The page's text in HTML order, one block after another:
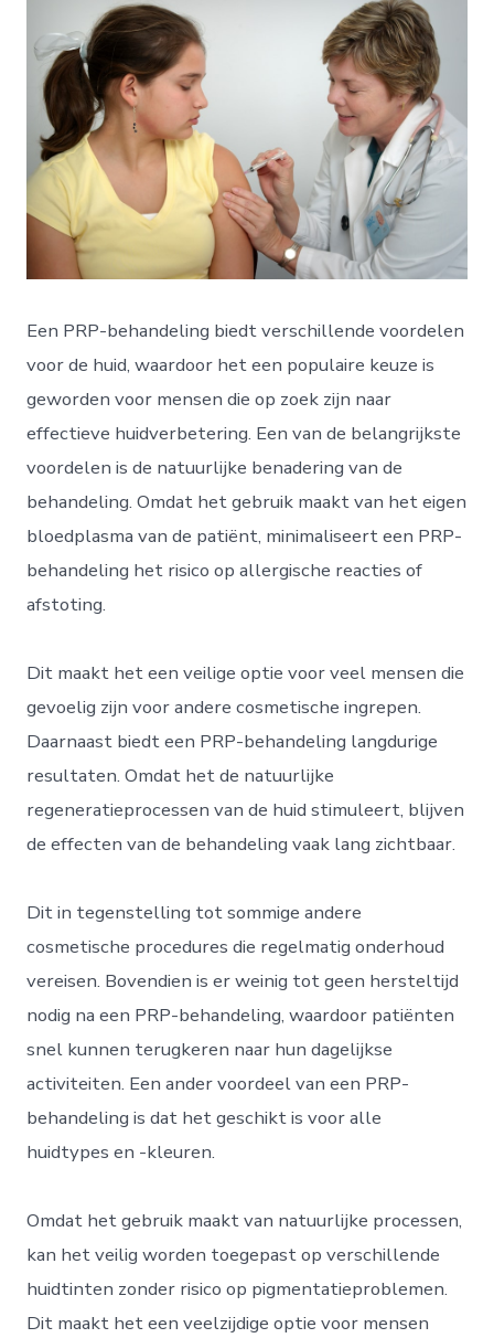
Een PRP-behandeling biedt verschillende voordelen
voor de huid, waardoor het een populaire keuze is
geworden voor mensen die op zoek zijn naar
effectieve huidverbetering. Een van de belangrijkste
voordelen is de natuurlijke benadering van de
behandeling. Omdat het gebruik maakt van het eigen
bloedplasma van de patiënt, minimaliseert een PRP-
behandeling het risico op allergische reacties of
afstoting.
Dit maakt het een veilige optie voor veel mensen die
gevoelig zijn voor andere cosmetische ingrepen.
Daarnaast biedt een PRP-behandeling langdurige
resultaten. Omdat het de natuurlijke
regeneratieprocessen van de huid stimuleert, blijven
de effecten van de behandeling vaak lang zichtbaar.
Dit in tegenstelling tot sommige andere
cosmetische procedures die regelmatig onderhoud
vereisen. Bovendien is er weinig tot geen hersteltijd
nodig na een PRP-behandeling, waardoor patiënten
snel kunnen terugkeren naar hun dagelijkse
activiteiten. Een ander voordeel van een PRP-
behandeling is dat het geschikt is voor alle
huidtypes en -kleuren.
Omdat het gebruik maakt van natuurlijke processen,
kan het veilig worden toegepast op verschillende
huidtinten zonder risico op pigmentatieproblemen.
Dit maakt het een veelzijdige optie voor mensen